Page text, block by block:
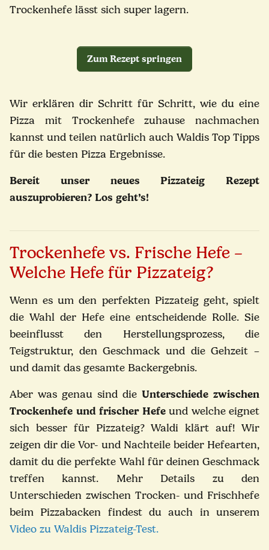
Trockenhefe lässt sich super lagern.
Zum Rezept springen
Wir erklären dir Schritt für Schritt, wie du eine
Pizza mit Trockenhefe zuhause nachmachen
kannst und teilen natürlich auch Waldis Top Tipps
für die besten Pizza Ergebnisse.
Bereit unser neues Pizzateig Rezept
auszuprobieren? Los geht’s!
Trockenhefe vs. Frische Hefe –
Welche Hefe für Pizzateig?
Wenn es um den perfekten Pizzateig geht, spielt
die Wahl der Hefe eine entscheidende Rolle. Sie
beeinflusst den Herstellungsprozess, die
Teigstruktur, den Geschmack und die Gehzeit –
und damit das gesamte Backergebnis.
Aber was genau sind die Unterschiede zwischen
Trockenhefe und frischer Hefeund welche eignet
sich besser für Pizzateig? Waldi klärt auf! Wir
zeigen dir die Vor- und Nachteile beider Hefearten,
damit du die perfekte Wahl für deinen Geschmack
treffen kannst. Mehr Details zu den
Unterschieden zwischen Trocken- und Frischhefe
beim Pizzabacken findest du auch in unserem
Video zu Waldis Pizzateig-Test.